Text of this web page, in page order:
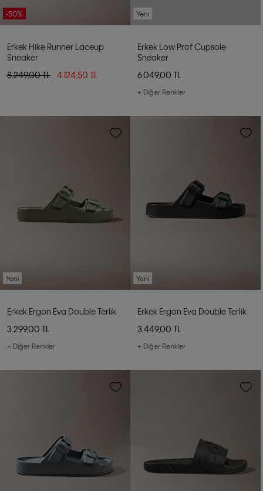
-50%
Erkek Hike Runner Laceup
Sneaker
8.249,00 TL
4.124,50 TL
Yeni
Erkek Low Prof Cupsole
Sneaker
6.049,00 TL
+ Diğer Renkler
Yeni
Erkek Ergon Eva Double Terlik
3.299,00 TL
+ Diğer Renkler
Yeni
Erkek Ergon Eva Double Terlik
3.449,00 TL
+ Diğer Renkler